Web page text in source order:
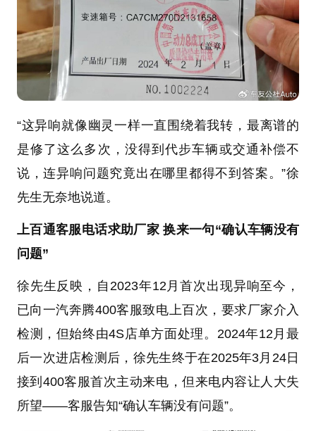
“这异响就像幽灵一样一直围绕着我转，最离谱的
是修了这么多次，没得到代步车辆或交通补偿不
说，连异响问题究竟出在哪里都得不到答案。”徐
先生无奈地说道。
上百通客服电话求助厂家 换来一句“确认车辆没有
问题”
徐先生反映，自2023年12月首次出现异响至今，
已向一汽奔腾400客服致电上百次，要求厂家介入
检测，但始终由4S店单方面处理。2024年12月最
后一次进店检测后，徐先生终于在2025年3月24日
接到400客服首次主动来电，但来电内容让人大失
所望——客服告知“确认车辆没有问题”。